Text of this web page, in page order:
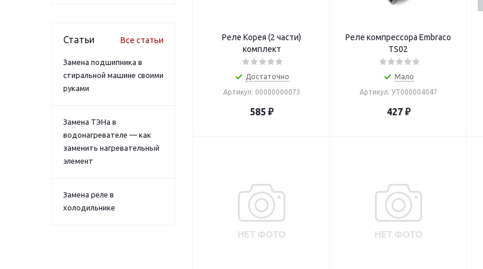
Реле Корея (2 части)
комплект
Достаточно
Артикул: 00000000073
585 ₽
Реле компрессора Embraco
TS02
Мало
Артикул: УТ000004047
427₽
Статьи Все статьи
Замена подшипника в
стиральной машине своими
руками
Замена ТЭНа в
водонагревателе — как
заменить нагревательный
элемент
Замена реле в
холодильнике